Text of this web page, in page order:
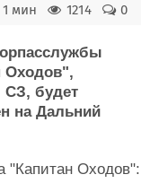
0
1214
1 мин
Оходов",
СЗ, будет
на Дальний
"Капитан Оходов":